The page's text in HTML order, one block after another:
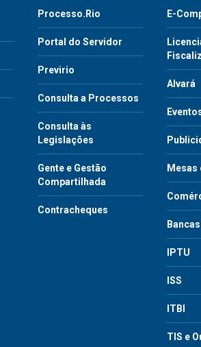
Processo.Rio
Portal do Servidor
Previrio
Consulta a Processos
Consulta às
Legislações
Gente e Gestão
Compartilhada
Contracheques
E-
Alvará
Mesas
IPTU
ISS
ITBI
TIS e